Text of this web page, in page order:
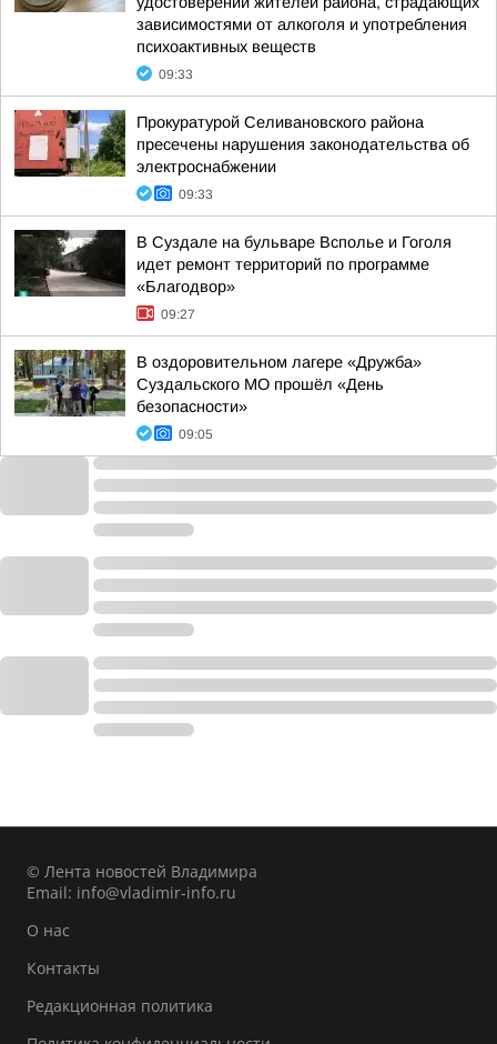
зависимостями от алкоголя и употребления
психоактивных веществ
09:33
Прокуратурой Селивановского района
пресечены нарушения законодательства об
электроснабжении
09:33
В Суздале на бульваре Всполье и Гоголя
идет ремонт территорий по программе
«Благодвор»
09:27
В оздоровительном лагере «Дружба»
Суздальского МО прошёл «День
безопасности»
09:05
© Лента новостей Владимира
Email: info@vladimir-info.ru
О нас
Контакты
Редакционная политика